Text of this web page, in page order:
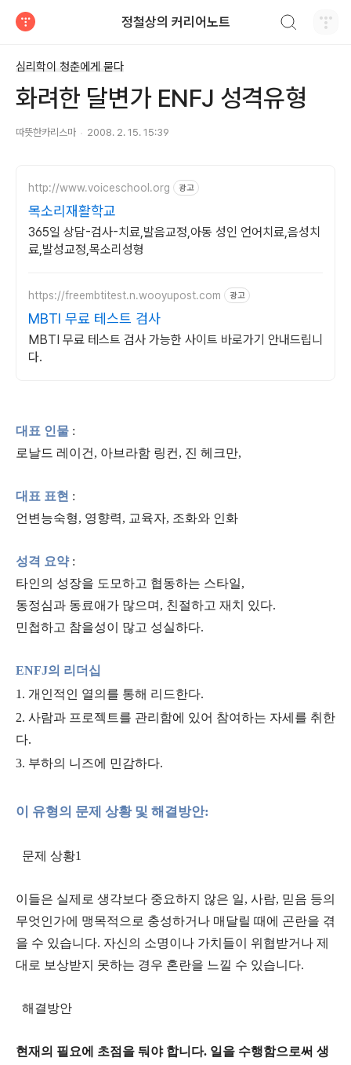
정철상의 커리어노트
심리학이 청춘에게 묻다
화려한 달변가 ENFJ 성격유형
따뜻한카리스마 2008. 2. 15. 15:39
http://www.voiceschool.org 광고
목소리재활학교
365일 상담-검사-치료,발음교정,아동 성인 언어치료,음성치
료,발성교정,목소리성형
https://freembtitest.n.wooyupost.com 광고
MBTI 무료 테스트 검사
MBTI 무료 테스트 검사 가능한 사이트 바로가기 안내드립니
다.
대표 인물 :
로날드 레이건, 아브라함 링컨, 진 헤크만,
대표 표현 :
언변능숙형, 영향력, 교육자, 조화와 인화
성격 요약 :
타인의 성장을 도모하고 협동하는 스타일,
동정심과 동료애가 많으며, 친절하고 재치 있다.
민첩하고 참을성이 많고 성실하다.
ENFJ의 리더십
1. 개인적인 열의를 통해 리드한다.
2. 사람과 프로젝트를 관리함에 있어 참여하는 자세를 취한
다.
3. 부하의 니즈에 민감하다.
이 유형의 문제 상황 및 해결방안:
문제 상황1
이들은 실제로 생각보다 중요하지 않은 일, 사람, 믿음 등의
무엇인가에 맹목적으로 충성하거나 매달릴 때에 곤란을 겪
을 수 있습니다. 자신의 소명이나 가치들이 위협받거나 제
대로 보상받지 못하는 경우 혼란을 느낄 수 있습니다.
해결방안
현재의 필요에 초점을 둬야 합니다. 일을 수행함으로써 생